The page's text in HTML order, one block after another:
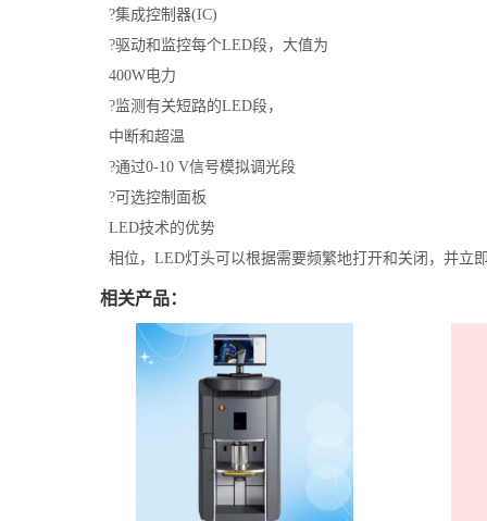
?集成控制器(IC)
?驱动和监控每个LED段，大值为
400W电力
?监测有关短路的LED段，
中断和超温
?通过0-10 V信号模拟调光段
?可选控制面板
LED技术的优势
相位，LED灯头可以根据需要频繁地打开和关闭，并立
相关产品：